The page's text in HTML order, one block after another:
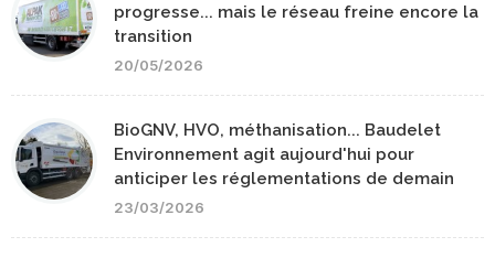
progresse... mais le réseau freine encore la
transition
20/05/2026
BioGNV, HVO, méthanisation... Baudelet
Environnement agit aujourd'hui pour
anticiper les réglementations de demain
23/03/2026